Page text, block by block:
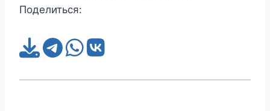
Поделиться: